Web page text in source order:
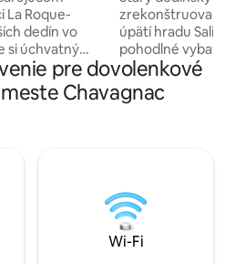
La Roque-
dedín vo
si úchvatný
neďaleké
popri
východe slnka
Domme,
je ideálnym
zrekonštruovaný
úpätí hradu
pohodlné vybavenie Vyhrievaný
bodovou
apríla do polovice
minibarom, kúpeľňou Každá
vybavená TV. Wi-Fi K dispozícii v XL
lôžok pod inou
pre dovolenkové
Chavagnac
Wi-Fi